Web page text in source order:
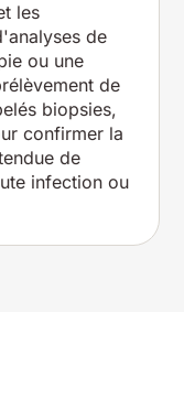
les
de
ou une
de
biopsies,
confirmer la
de
infection ou